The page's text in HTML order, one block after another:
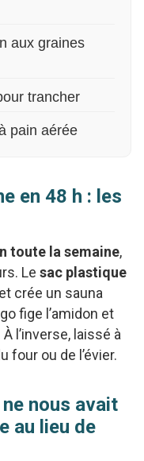
aux graines
trancher
pain aérée
en 48 h : les
toute la semaine,
Le sac plastique
crée un sauna
fige l’amidon et
l’inverse, laissé à
four ou de l’évier.
nous avait
au lieu de